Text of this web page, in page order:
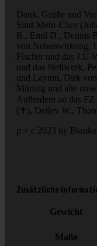
Dank, Grüße und
Sind-Mehr-Chor
B., Emil D., Dennis
von Nebenwirkung,
Fischer und das
und das Stellwerk,
und Layton, Dirk von
Münnig und alle
Außerdem an das
(✝︎), Detlev W.,
p + c 2023 by
Zusätzliche
Gewicht
Maße